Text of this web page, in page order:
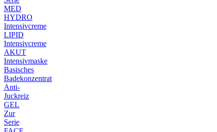
MED
HYDRO
Intensivcreme
LIPID
Intensivcreme
AKUT
Intensivmaske
Basisches
Badekonzentrat
Anti-
Juckreiz
GEL
Zur
Serie